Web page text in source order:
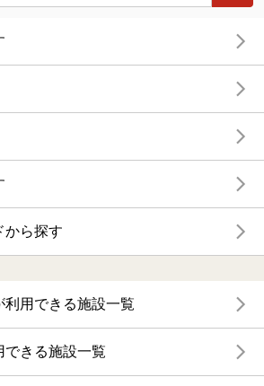
から探す
利用できる施設一覧
できる施設一覧